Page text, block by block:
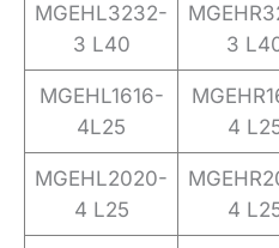
MGEHL3232-
3 L40
3
MGEHL1616-
4L25
4
MGEHL2020-
4 L25
4